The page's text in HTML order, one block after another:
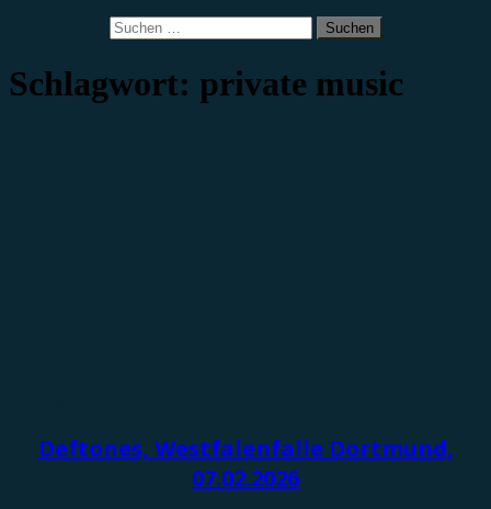
Suchen
nach:
Schlagwort: private music
Deftones, Westfalenfalle Dortmund,
07.02.2026